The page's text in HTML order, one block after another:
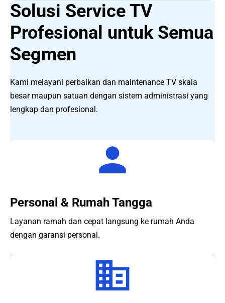
Solusi Service TV
Profesional untuk Semua
Segmen
Kami melayani perbaikan dan maintenance TV skala
besar maupun satuan dengan sistem administrasi yang
lengkap dan profesional.
Personal & Rumah Tangga
Layanan ramah dan cepat langsung ke rumah Anda
dengan garansi personal.